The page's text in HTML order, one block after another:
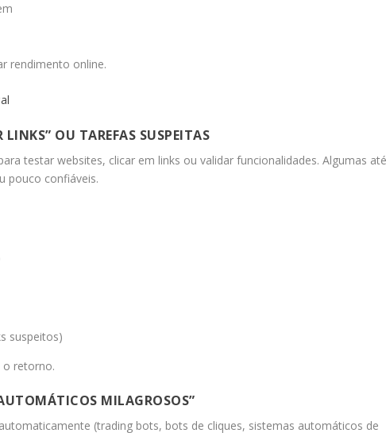
rendimento online.
OU TAREFAS SUSPEITAS
testar websites, clicar em links ou validar funcionalidades. Algumas
pouco confiáveis.
suspeitos)
o retorno.
MILAGROSOS”
(trading bots, bots de cliques, sistemas automáticos de